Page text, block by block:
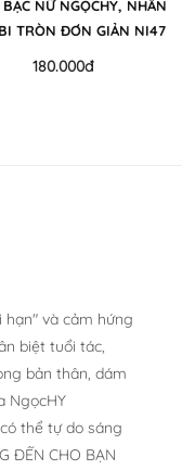
NỮ NGỌCHY, NHẪN
TRÒN ĐƠN GIẢN NI47
180.000đ
hạn" và cảm hứng
biệt tuổi tác,
bản thân, dám
NgọcHY
thể tự do sáng
ĐẾN CHO BẠN